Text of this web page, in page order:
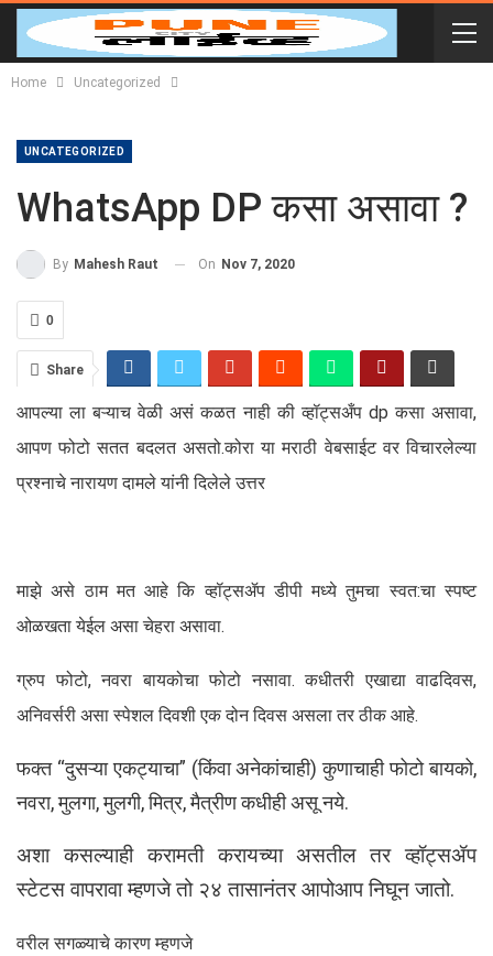
Home Uncategorized
UNCATEGORIZED
WhatsApp DP कसा असावा ?
By Mahesh Raut On Nov 7, 2020
0
Share
आपल्या ला बऱ्याच वेळी असं कळत नाही की व्हॉट्सअँप dp कसा असावा,
आपण फोटो सतत बदलत असतो.कोरा या मराठी वेबसाईट वर विचारलेल्या
प्रश्नाचे नारायण दामले यांनी दिलेले उत्तर
माझे असे ठाम मत आहे कि व्हॉट्सॲप डीपी मध्ये तुमचा स्वत:चा स्पष्ट
ओळखता येईल असा चेहरा असावा.
ग्रुप फोटो, नवरा बायकोचा फोटो नसावा. कधीतरी एखाद्या वाढदिवस,
अनिवर्सरी असा स्पेशल दिवशी एक दोन दिवस असला तर ठीक आहे.
फक्त “दुसऱ्या एकट्याचा” (किंवा अनेकांचाही) कुणाचाही फोटो बायको,
नवरा, मुलगा, मुलगी, मित्र, मैत्रीण कधीही असू नये.
अशा कसल्याही करामती करायच्या असतील तर व्हॉट्सॲप
स्टेटस वापरावा म्हणजे तो २४ तासानंतर आपोआप निघून जातो.
वरील सगळ्याचे कारण म्हणजे